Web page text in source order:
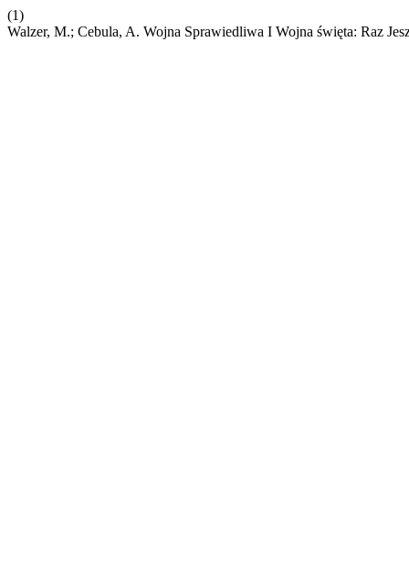
(1)
Walzer, M.; Cebula, A. Wojna Sprawiedliwa I Wojna święta: Raz